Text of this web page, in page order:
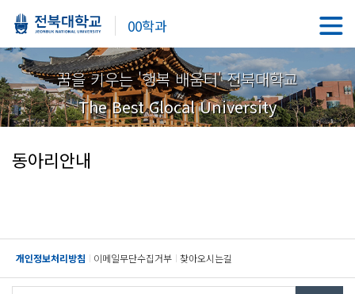
00학과
꿈을 키우는 '행복 배움터' 전북대학교
The Best Glocal University
동아리안내
개인정보처리방침 이메일무단수집거부 찾아오시는길